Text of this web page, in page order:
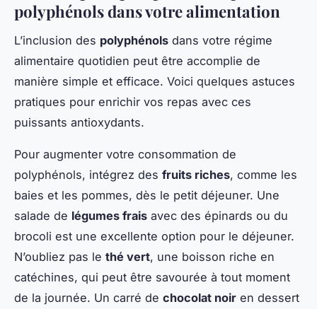
polyphénols dans votre alimentation
L’inclusion des polyphénols dans votre régime
alimentaire quotidien peut être accomplie de
manière simple et efficace. Voici quelques astuces
pratiques pour enrichir vos repas avec ces
puissants antioxydants.
Pour augmenter votre consommation de
polyphénols, intégrez des fruits riches, comme les
baies et les pommes, dès le petit déjeuner. Une
salade de légumes frais avec des épinards ou du
brocoli est une excellente option pour le déjeuner.
N’oubliez pas le thé vert, une boisson riche en
catéchines, qui peut être savourée à tout moment
de la journée. Un carré de chocolat noir en dessert